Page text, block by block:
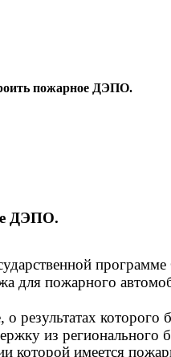
пожарное ДЭПО.
ДЭПО.
для пожарного
результатах которого
из регионального
которой имеется